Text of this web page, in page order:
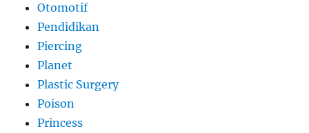
Otomotif
Pendidikan
Piercing
Planet
Plastic Surgery
Poison
Princess